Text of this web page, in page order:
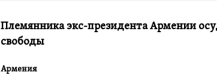
Племянника экс-президента Армении
свободы
Армения